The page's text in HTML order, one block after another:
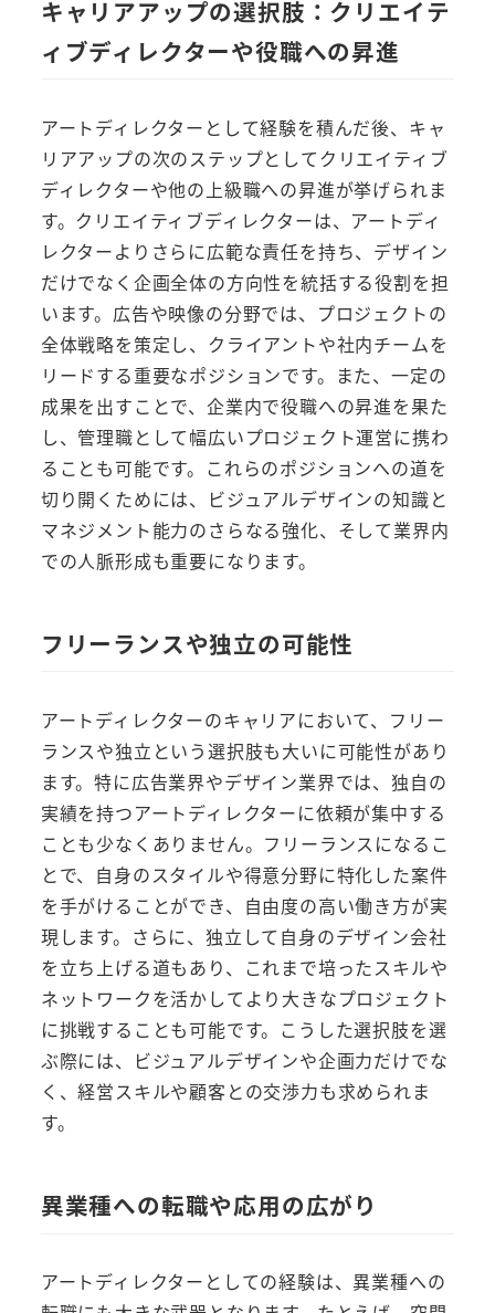
キャリアアップの選択肢：クリエイテ
ィブディレクターや役職への昇進
アートディレクターとして経験を積んだ後、キャ
リアアップの次のステップとしてクリエイティブ
ディレクターや他の上級職への昇進が挙げられま
す。クリエイティブディレクターは、アートディ
レクターよりさらに広範な責任を持ち、デザイン
だけでなく企画全体の方向性を統括する役割を担
います。広告や映像の分野では、プロジェクトの
全体戦略を策定し、クライアントや社内チームを
リードする重要なポジションです。また、一定の
成果を出すことで、企業内で役職への昇進を果た
し、管理職として幅広いプロジェクト運営に携わ
ることも可能です。これらのポジションへの道を
切り開くためには、ビジュアルデザインの知識と
マネジメント能力のさらなる強化、そして業界内
での人脈形成も重要になります。
フリーランスや独立の可能性
アートディレクターのキャリアにおいて、フリー
ランスや独立という選択肢も大いに可能性があり
ます。特に広告業界やデザイン業界では、独自の
実績を持つアートディレクターに依頼が集中する
ことも少なくありません。フリーランスになるこ
とで、自身のスタイルや得意分野に特化した案件
を手がけることができ、自由度の高い働き方が実
現します。さらに、独立して自身のデザイン会社
を立ち上げる道もあり、これまで培ったスキルや
ネットワークを活かしてより大きなプロジェクト
に挑戦することも可能です。こうした選択肢を選
ぶ際には、ビジュアルデザインや企画力だけでな
く、経営スキルや顧客との交渉力も求められま
す。
異業種への転職や応用の広がり
アートディレクターとしての経験は、異業種への